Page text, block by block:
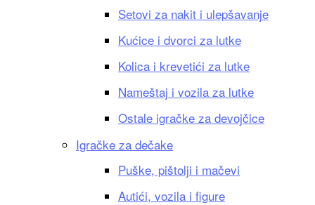
Setovi za nakit i ulepšavanje
Kućice i dvorci za lutke
Kolica i krevetići za lutke
Nameštaj i vozila za lutke
Ostale igračke za devojčice
Igračke za dečake
Puške, pištolji i mačevi
Autići, vozila i figure